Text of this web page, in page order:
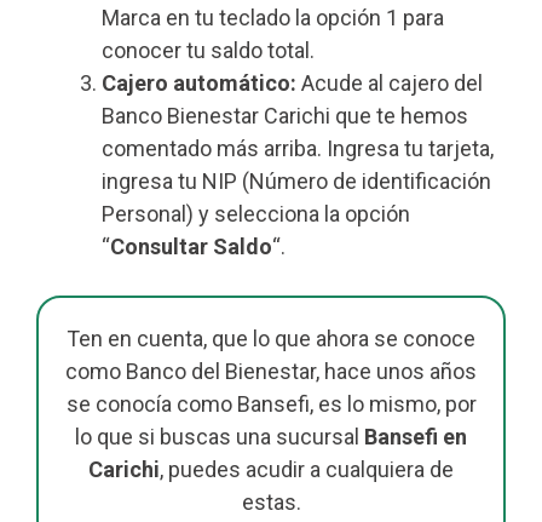
Marca en tu teclado la opción 1 para
conocer tu saldo total.
Cajero automático: Acude al cajero del
Banco Bienestar Carichi que te hemos
comentado más arriba. Ingresa tu tarjeta,
ingresa tu NIP (Número de identificación
Personal) y selecciona la opción
“Consultar Saldo“.
Ten en cuenta, que lo que ahora se conoce
como Banco del Bienestar, hace unos años
se conocía como Bansefi, es lo mismo, por
lo que si buscas una sucursal Bansefi en
Carichi, puedes acudir a cualquiera de
estas.